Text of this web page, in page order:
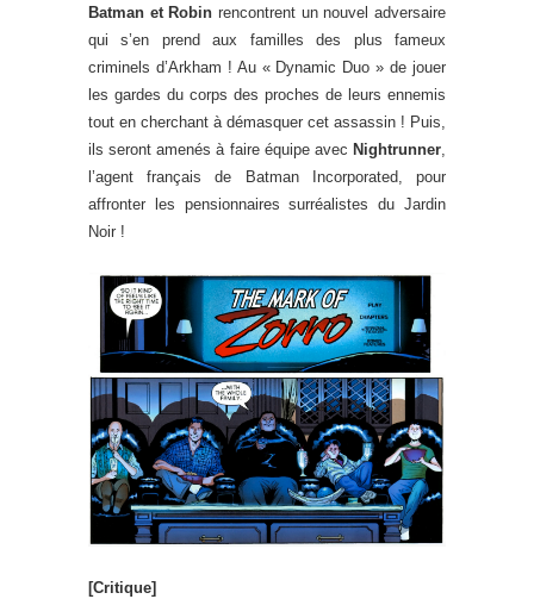
Batman et Robin rencontrent un nouvel adversaire
qui s’en prend aux familles des plus fameux
criminels d’Arkham ! Au « Dynamic Duo » de jouer
les gardes du corps des proches de leurs ennemis
tout en cherchant à démasquer cet assassin ! Puis,
ils seront amenés à faire équipe avec Nightrunner
l’agent français de Batman Incorporated, pour
affronter les pensionnaires surréalistes du Jardin
Noir !
[Critique]